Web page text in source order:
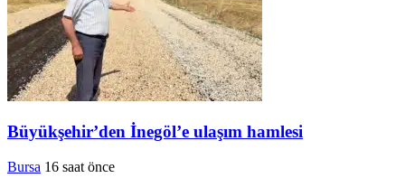
Büyükşehir’den İnegöl’e ulaşım hamlesi
Bursa 16 saat önce